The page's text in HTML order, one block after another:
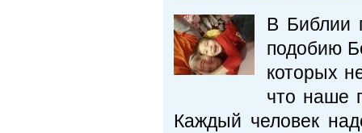
В Библии
подобию
которых
что наше
Каждый человек